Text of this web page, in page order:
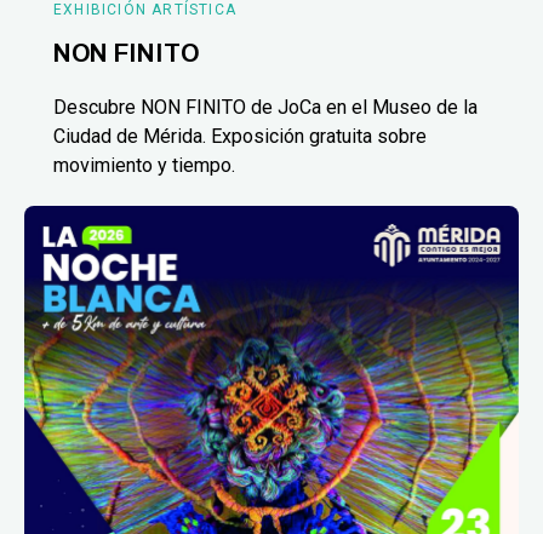
EXHIBICIÓN ARTÍSTICA
NON FINITO
Descubre NON FINITO de JoCa en el Museo de la
Ciudad de Mérida. Exposición gratuita sobre
movimiento y tiempo.